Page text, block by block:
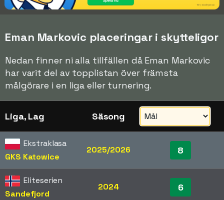
Eman Markovic placeringar i skytteligor
Nedan finner ni alla tillfällen då Eman Markovic
har varit del av topplistan över främsta
målgörare i en liga eller turnering.
Liga, Lag Säsong
Ekstraklasa
GKS Katowice
2025/2026 8
Eliteserien
Sandefjord
2024 6